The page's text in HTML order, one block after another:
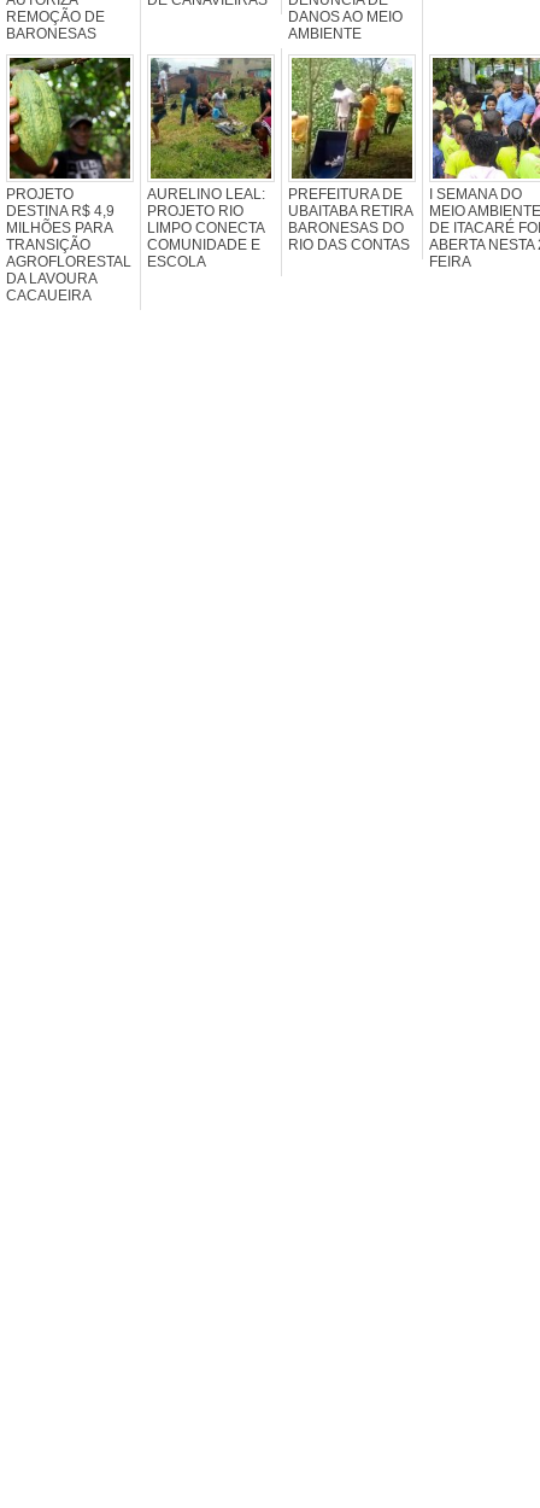
REMOÇÃO DE
BARONESAS
DANOS AO MEIO
AMBIENTE
PROJETO
DESTINA R$ 4,9
MILHÕES PARA
TRANSIÇÃO
AGROFLORESTAL
DA LAVOURA
CACAUEIRA
AURELINO LEAL:
PROJETO RIO
LIMPO CONECTA
COMUNIDADE E
ESCOLA
PREFEITURA DE
UBAITABA RETIRA
BARONESAS DO
RIO DAS CONTAS
I SEMANA DO
MEIO AMBIENTE
DE ITACARÉ FOI
ABERTA NESTA
FEIRA